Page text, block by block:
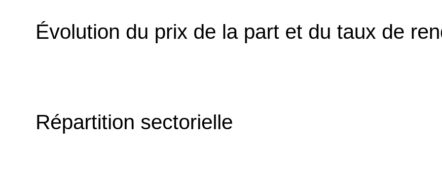
Évolution du prix de la part et du taux de
Répartition sectorielle